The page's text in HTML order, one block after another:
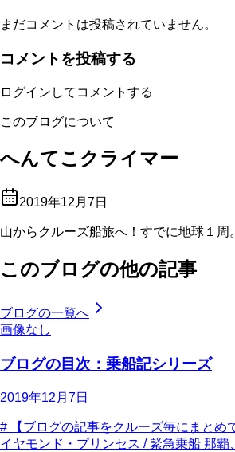
まだコメントは投稿されていません。
コメントを投稿する
ログインしてコメントする
このブログについて
へんてこクライマー
2019年12月7日
山からクルーズ船旅へ！すでに地球１周。
このブログの他の記事
ブログの一覧へ
画像なし
ブログの目次：乗船記シリーズ
2019年12月7日
# 【ブログの記事をクルーズ毎にまとめ
イヤモンド・プリンセス / 緊急乗船 那覇